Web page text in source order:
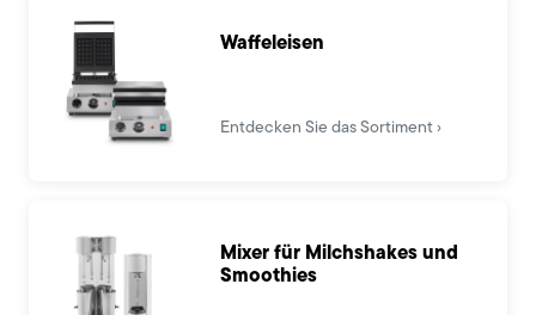
Waffeleisen
Entdecken Sie das Sortiment
Mixer für Milchshakes und
Smoothies